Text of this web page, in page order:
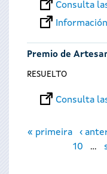
Consulta
Premio de
RESUELTO
Consulta
Páginas
« primeira ‹
10
…